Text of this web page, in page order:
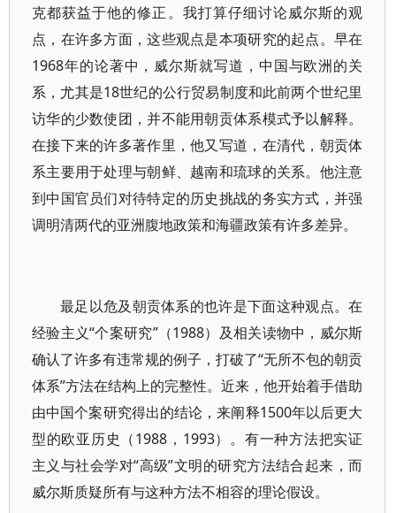
克都获益于他的修正。我打算仔细讨论威尔斯的观
点，在许多方面，这些观点是本项研究的起点。早在
1968年的论著中，威尔斯就写道，中国与欧洲的关
系，尤其是18世纪的公行贸易制度和此前两个世纪里
访华的少数使团，并不能用朝贡体系模式予以解释。
在接下来的许多著作里，他又写道，在清代，朝贡体
系主要用于处理与朝鲜、越南和琉球的关系。他注意
到中国官员们对待特定的历史挑战的务实方式，并强
调明清两代的亚洲腹地政策和海疆政策有许多差异。
最足以危及朝贡体系的也许是下面这种观点。在
经验主义“个案研究”（1988）及相关读物中，威尔斯
确认了许多有违常规的例子，打破了“无所不包的朝贡
体系”方法在结构上的完整性。近来，他开始着手借助
由中国个案研究得出的结论，来阐释1500年以后更大
型的欧亚历史（1988，1993）。有一种方法把实证
主义与社会学对“高级”文明的研究方法结合起来，而
威尔斯质疑所有与这种方法不相容的理论假设。